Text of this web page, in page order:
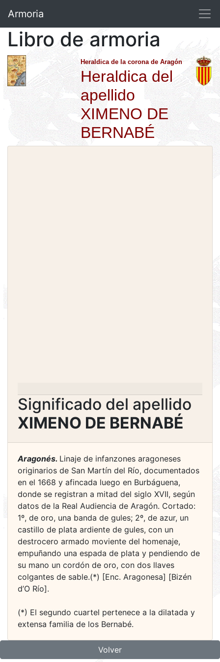
Armoria
Libro de armoria
Heraldica de la corona de Aragón
Heraldica del
apellido
XIMENO DE
BERNABÉ
Significado del apellido
XIMENO DE BERNABÉ
Aragonés. Linaje de infanzones aragoneses
originarios de San Martín del Río, documentados
en el 1668 y afincada luego en Burbáguena,
donde se registran a mitad del siglo XVII, según
datos de la Real Audiencia de Aragón. Cortado:
1º, de oro, una banda de gules; 2º, de azur, un
castillo de plata ardiente de gules, con un
destrocero armado moviente del homenaje,
empuñando una espada de plata y pendiendo de
su mano un cordón de oro, con dos llaves
colgantes de sable.(*) [Enc. Aragonesa] [Bizén
d’O Río].
(*) El segundo cuartel pertenece a la dilatada y
extensa familia de los Bernabé.
Volver